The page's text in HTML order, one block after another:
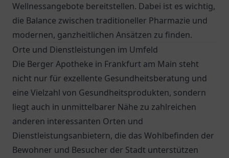
Wellnessangebote bereitstellen. Dabei ist es wichtig,
die Balance zwischen traditioneller Pharmazie und
modernen, ganzheitlichen Ansätzen zu finden.
Orte und Dienstleistungen im Umfeld
Die Berger Apotheke in Frankfurt am Main steht
nicht nur für exzellente Gesundheitsberatung und
eine Vielzahl von Gesundheitsprodukten, sondern
liegt auch in unmittelbarer Nähe zu zahlreichen
anderen interessanten Orten und
Dienstleistungsanbietern, die das Wohlbefinden der
Bewohner und Besucher der Stadt unterstützen